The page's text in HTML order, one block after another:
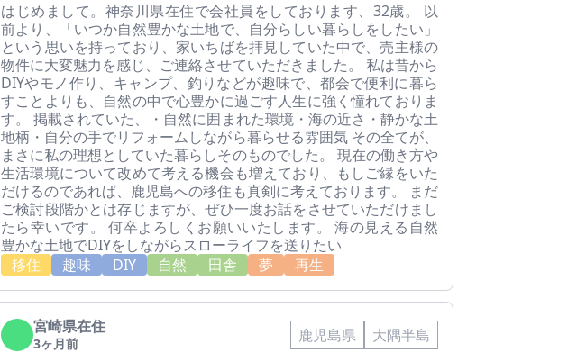
はじめまして。神奈川県在住で会社員をしております、32歳。 以
前より、「いつか自然豊かな土地で、自分らしい暮らしをしたい」
という思いを持っており、家いちばを拝見していた中で、売主様の
物件に大変魅力を感じ、ご連絡させていただきました。 私は昔から
DIYやモノ作り、キャンプ、釣りなどが趣味で、都会で便利に暮ら
すことよりも、自然の中で心豊かに過ごす人生に強く憧れておりま
す。 掲載されていた、・自然に囲まれた環境・海の近さ・静かな土
地柄・自分の手でリフォームしながら暮らせる雰囲気 その全てが、
まさに私の理想としていた暮らしそのものでした。 現在の働き方や
生活環境について改めて考える機会も増えており、もしご縁をいた
だけるのであれば、鹿児島への移住も真剣に考えております。 まだ
ご検討段階かとは存じますが、ぜひ一度お話をさせていただけまし
たら幸いです。 何卒よろしくお願いいたします。 海の見える自然
豊かな土地でDIYをしながらスローライフを送りたい
移住
趣味 DIY 自然 田舎 夢 再生
宮崎県在住
3ヶ月前 鹿児島県
大隅半島